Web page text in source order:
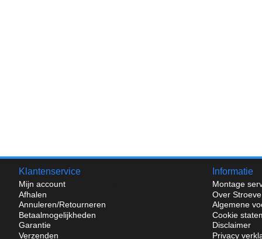
Klantenservice
Mijn account
Afhalen
Annuleren/Retourneren
Betaalmogelijkheden
Garantie
Verzenden
Informatie
Montage
Over
Algemene
Cookie
Disclaimer
Privacy